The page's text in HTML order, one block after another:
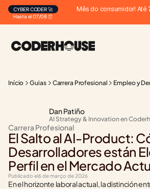
Hasta el 07/08 ⏰
CYBER CODER 🚀 Mês do consumidor! Até
Início Guias Carrera Profesional Empleo y
Dan Patiño
AI Strategy & Innovation en
Carrera Profesional
El Salto al AI-Product:
Desarrolladores están
Perfil en el Mercado
Publicado el6 de março de 2026
En el horizonte laboral actual, la distinción